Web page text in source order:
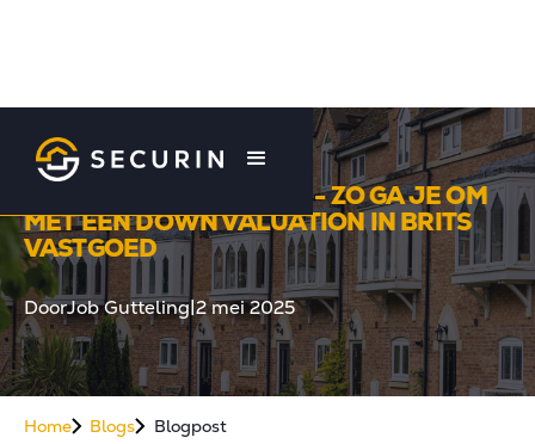
"TE LAAG GETAXEERD!" - ZO GA JE OM
MET EEN DOWN VALUATION IN BRITS
VASTGOED
DoorJob Gutteling|2 mei 2025
Home Blogs Blogpost